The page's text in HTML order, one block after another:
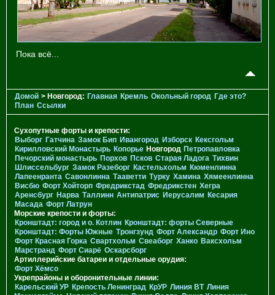
Пока всё...
Домой > Новгород: Главная Кремль Окольный город Где это?
План Ссылки
Сухопутные форты и крепости:
Выборг Гатчина Замок Бип Ивангород Изборск Кексгольм
Кирилловский Монастырь Копорье Новгород Петропавловка
Печорcкий монастырь Порхов Псков Старая Ладога Тихвин
Шлиссельбург Замок Разеборг Кастельхольм Кюменлинна
Лапеенранта Савонлинна Тааветти Турку Хамина Хямеенлинна
Висбю Форт Хойторп Фредрикстад Фредрикстен Хегра
Аренсбург Нарва Таллинн Антипатрис Иерусалим Кесария
Масада Форт Латрун
Морские крепости и форты:
Кронштадт: город и о. Котлин Кронштадт: форты Северные
Кронштадт: Форты Южные Тронгзунд Форт Александр Форт Ино
Форт Красная Горка Свартхольм Свеаборг Ханко Ваксхольм
Марстранд Форт Сиарё Оскарсборг
Артиллерийские батареи и отдельные орудия:
Форт Хёмсо
Укрепрайоны и оборонительные линии:
Карельский УР Крепость Ленинград КрУР Линия ВТ Линия